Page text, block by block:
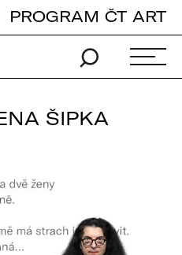
PROGRAM ČT ART
ŠIPKA